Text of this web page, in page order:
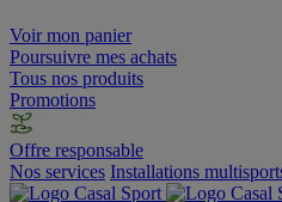
Voir mon panier
Poursuivre mes achats
Tous nos produits
Promotions
Offre responsable
Nos services Installations